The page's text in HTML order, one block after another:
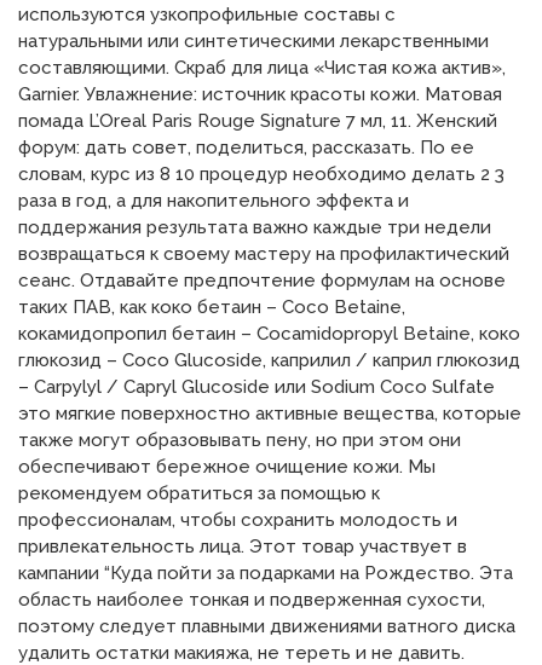
используются узкопрофильные составы с
натуральными или синтетическими лекарственными
составляющими. Скраб для лица «Чистая кожа актив»,
Garnier. Увлажнение: источник красоты кожи. Матовая
помада L’Oreal Paris Rouge Signature 7 мл, 11. Женский
форум: дать совет, поделиться, рассказать. По ее
словам, курс из 8 10 процедур необходимо делать 2 3
раза в год, а для накопительного эффекта и
поддержания результата важно каждые три недели
возвращаться к своему мастеру на профилактический
сеанс. Отдавайте предпочтение формулам на основе
таких ПАВ, как коко бетаин – Coco Betaine,
кокамидопропил бетаин – Cocamidopropyl Betaine, коко
глюкозид – Coco Glucoside, каприлил / каприл глюкозид
– Carpylyl / Capryl Glucoside или Sodium Coco Sulfate
это мягкие поверхностно активные вещества, которые
также могут образовывать пену, но при этом они
обеспечивают бережное очищение кожи. Мы
рекомендуем обратиться за помощью к
профессионалам, чтобы сохранить молодость и
привлекательность лица. Этот товар участвует в
кампании “Куда пойти за подарками на Рождество. Эта
область наиболее тонкая и подверженная сухости,
поэтому следует плавными движениями ватного диска
удалить остатки макияжа, не тереть и не давить.